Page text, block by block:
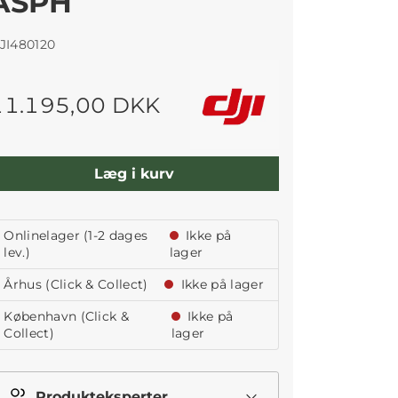
DKK
Læg i kurv
Onlinelager (1-2 dages
lev.)
Ikke på
lager
Århus (Click & Collect)
Ikke på lager
København (Click &
Collect)
Ikke på
lager